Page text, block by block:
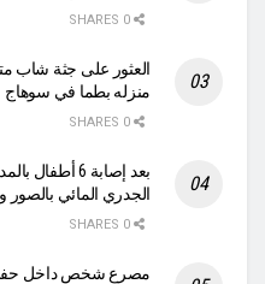
العثور على جثة شاب
منزله بطما في سوهاج
بعد إصابة 6
الجدري المائي بالصور
مصرع شخص داخل حفرة